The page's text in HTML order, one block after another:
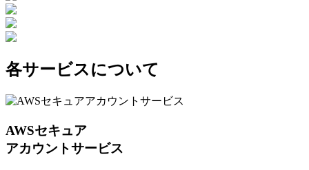
各サービスについて
AWSセキュア
アカウントサービス